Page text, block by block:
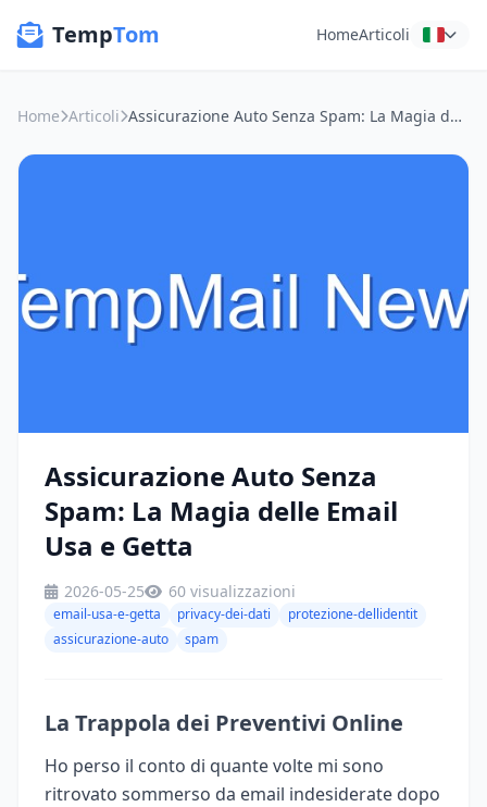
TempTom HomeArticoli
Home Articoli Assicurazione Auto Senza Spam: La Magia delle Email Usa e Getta
Assicurazione Auto Senza
Spam: La Magia delle Email
Usa e Getta
2026-05-25 60 visualizzazioni
email-usa-e-getta privacy-dei-dati
protezione-dellidentit
assicurazione-auto
spam
La Trappola dei Preventivi Online
Ho perso il conto di quante volte mi sono
ritrovato sommerso da email indesiderate dopo